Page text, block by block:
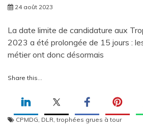
24 août 2023
La date limite de candidature aux
2023 a été prolongée de 15 jours :
métier ont donc désormais
Share this...
CPMDG DLR ,trophées grues à tour